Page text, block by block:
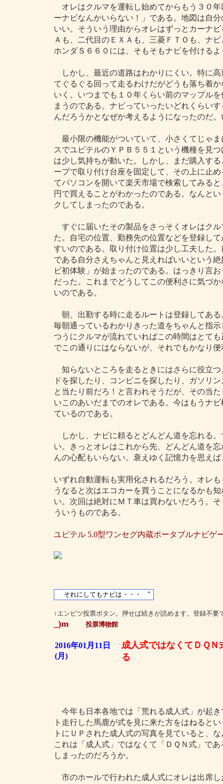
オレはクルマを運転し始めてからもう３０
ーナビなんかいらない！」である。地図は自
いい。そういう理由からオレはずっとカーナ
Ａも、二代目のＥＸＡも、三菱ＦＴＯも、ナ
ホンダＳ６６０には、そもそもナビを付ける
しかし、最近の道路はわかりにくい。特に
てぐるぐる回って走るわけだがどうも落ち着
いく。いつまでも１０年くらい前のマップル
まうのである。ナビっていったいどれくらい
んだろうかとなぜか考えるようになったのだ
最小限の機能がついていて、小さくてじゃ
スでユピテルのＹＰＢ５５１という機種を見
は少し気持ちが動いた。しかし、まだ購入す
ープで取り付け台座を固定して、その上に止
てパソコンを開いて楽天市場で検索してみる
円で買えることがわかったのである。なんと
クしてしまったのである。
すぐに届いたその製品をさっそくオレはク
た。自宅の位置、勤務先の位置などを登録し
すいのである。取り付け位置は少し工夫した
である自分さえちゃんと見えればいいという
ビ初体験」が始まったのである。はっきり言
だった。これまでどうしてこの便利さに気づ
いのである。
朝、出勤する時に走るルートは登録してあ
毎朝通っているわかりきった道をちゃんと指
つうにクルマが流れていればこの時間はとて
でこの通りにはならないが、それでもかなり
知らないところを走るときにはさらに役立
ドを探したり、コンビニを探したり、ガソリ
と当たり前だろ！と言われそうだが、その当
いこのあいだまでのオレである。今はもうナ
ているのである。
しかし、ナビに頼るとどんどん道を忘れる
い。きっとオレはこれから先、どんどん道を
んの心配もいらない。衰えゆく記憶力を思え
いずれ自動運転も実用化されるだろう。オレ
うなると次はエコカーを買うことになるかも
い。次回は絶対にＭＴ車は買わないだろう。
ういうものである。
ユピテル 5.0型ワンセグ内蔵ポータブルナビゲ
↑エンピツ投票ボタン。押せば続きが読めます。登録不要
_)m 投票博物館
2016年01月11日
(月)
成人式ではなくてＤＱＮ
る
今年も日本各地では「荒れる成人式」が起
ト走行した馬鹿が式を見に来た方をはねると
トにＵＰされた成人式の写真を見ていると、
これは「成人式」ではなくて「ＤＱＮ式」で
しまったのだろうか。
市のホールで行われた成人式にオレは出席